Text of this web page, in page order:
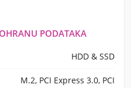
PODATAKA
HDD & SSD
M.2, PCI Express 3.0, PCI